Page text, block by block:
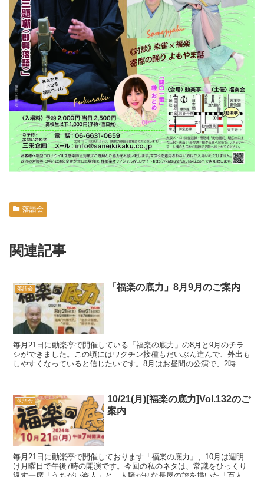
落語会
関連記事
落語会 「福楽の底力」8月9月のご案内
毎月21日に動楽亭で開催している「福楽の底力」の8月と9月のチラ
シができました。この頃にはワクチン接種もだいぶん進んで、外出も
しやすくなっていると信じたいです。8月はお昼間の公演で、2時開
落語会
10/21(月)[福楽の底力]Vol.132のご
案内
毎月21日に動楽亭で開催しております「福楽の底力」、10月は週明
け月曜日で午後7時の開演です。今回の私のネタは、常識をひっくり